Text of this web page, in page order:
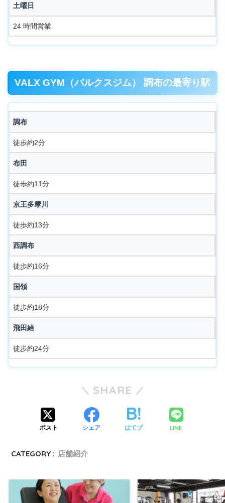
土曜日
24 時間営業
VALX GYM（バルクスジム） 調布の最寄り駅
調布
徒歩約2分
布田
徒歩約11分
京王多摩川
徒歩約13分
西調布
徒歩約16分
国領
徒歩約18分
飛田給
徒歩約24分
SHARE
ポスト シェア はてブ LINE
CATEGORY : 店舗紹介